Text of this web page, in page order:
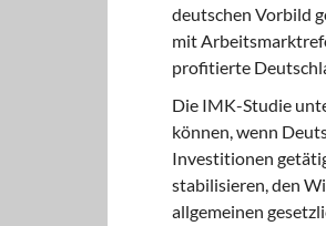
deutschen Vorbild
mit
profitierte
Die IMK-Studie
können, wenn
Investitionen
stabilisieren, den
allgemeinen